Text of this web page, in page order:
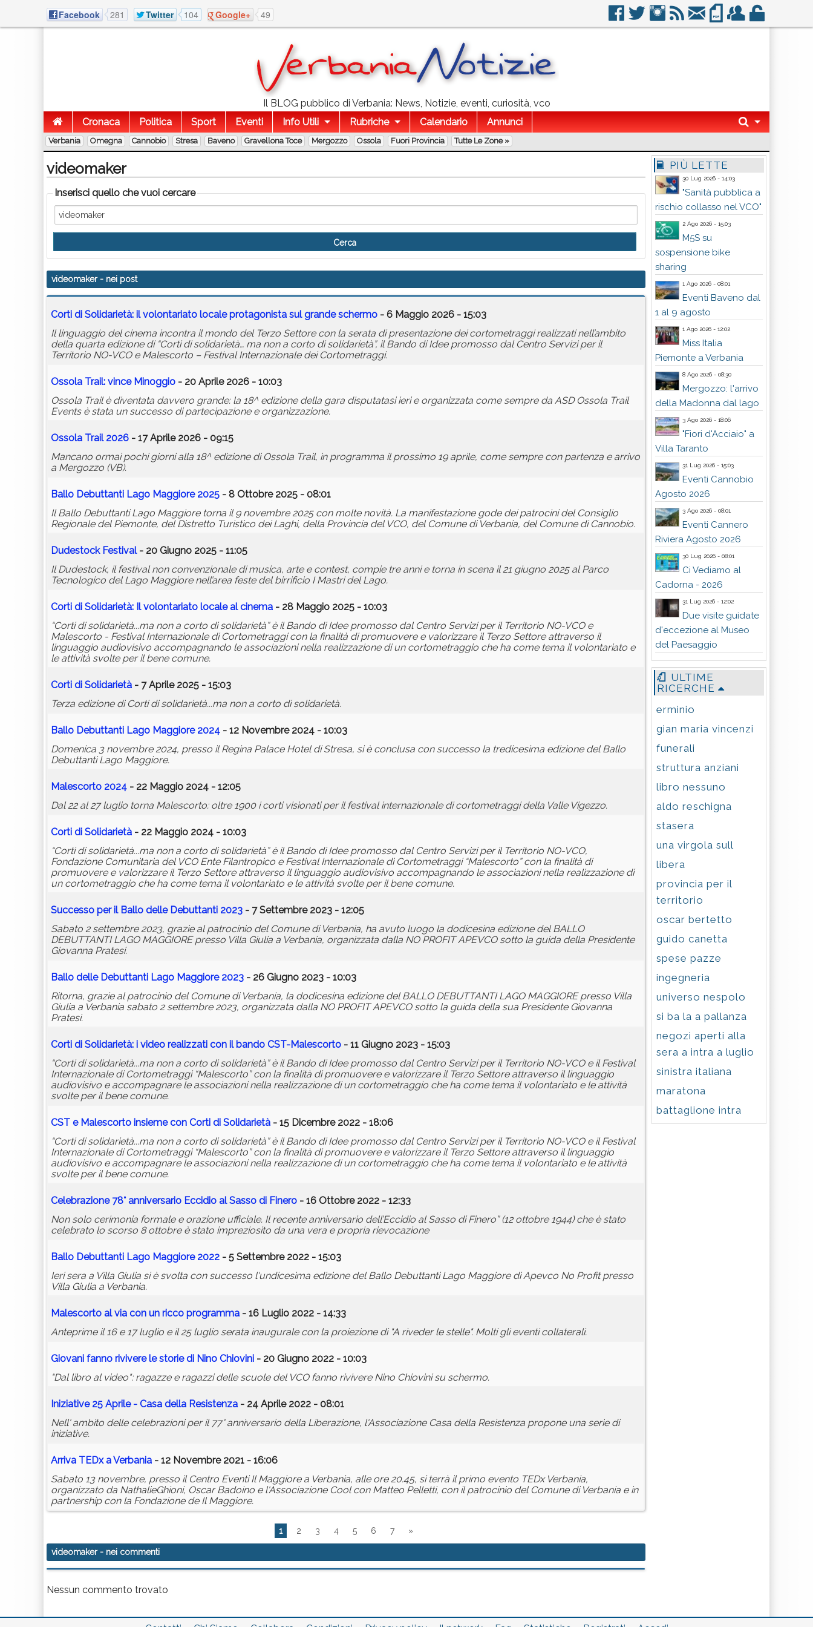
Facebook 281 Twitter 104 Google+ 49
Il BLOG pubblico di Verbania: News, Notizie, eventi, curiosità, vco
Cronaca
Politica Sport Eventi Info Utili Rubriche Calendario Annunci
Verbania Omegna Cannobio Stresa Baveno Gravellona Toce Mergozzo Ossola Fuori Provincia Tutte Le Zone »
videomaker
Inserisci quello che vuoi cercare
videomaker- nei post
Corti di Solidarietà: il volontariato locale protagonista sul grande schermo - 6 Maggio 2026 - 15:03
Il linguaggio del cinema incontra il mondo del Terzo Settore con la serata di presentazione dei cortometraggi realizzati nell’ambito
della quarta edizione di “Corti di solidarietà… ma non a corto di solidarietà”, il Bando di Idee promosso dal Centro Servizi per il
Territorio NO-VCO e Malescorto – Festival Internazionale dei Cortometraggi.
Ossola Trail: vince Minoggio - 20 Aprile 2026 - 10:03
Ossola Trail è diventata davvero grande: la 18^ edizione della gara disputatasi ieri e organizzata come sempre da ASD Ossola Trail
Events è stata un successo di partecipazione e organizzazione.
Ossola Trail 2026 - 17 Aprile 2026 - 09:15
Mancano ormai pochi giorni alla 18^ edizione di Ossola Trail, in programma il prossimo 19 aprile, come sempre con partenza e arrivo
a Mergozzo (VB).
Ballo Debuttanti Lago Maggiore 2025 - 8 Ottobre 2025 - 08:01
Il Ballo Debuttanti Lago Maggiore torna il 9 novembre 2025 con molte novità. La manifestazione gode dei patrocini del Consiglio
Regionale del Piemonte, del Distretto Turistico dei Laghi, della Provincia del VCO, del Comune di Verbania, del Comune di Cannobio.
Dudestock Festival- 20 Giugno 2025 - 11:05
Il Dudestock, il festival non convenzionale di musica, arte e contest, compie tre anni e torna in scena il 21 giugno 2025 al Parco
Tecnologico del Lago Maggiore nell’area feste del birrificio I Mastri del Lago.
Corti di Solidarietà: Il volontariato locale al cinema - 28 Maggio 2025 - 10:03
“Corti di solidarietà...ma non a corto di solidarietà” è il Bando di Idee promosso dal Centro Servizi per il Territorio NO-VCO e
Malescorto - Festival Internazionale di Cortometraggi con la finalità di promuovere e valorizzare il Terzo Settore attraverso il
linguaggio audiovisivo accompagnando le associazioni nella realizzazione di un cortometraggio che ha come tema il volontariato e
le attività svolte per il bene comune.
Corti di Solidarietà - 7 Aprile 2025 - 15:03
Terza edizione di Corti di solidarietà...ma non a corto di solidarietà.
Ballo Debuttanti Lago Maggiore 2024 - 12 Novembre 2024 - 10:03
Domenica 3 novembre 2024, presso il Regina Palace Hotel di Stresa, si è conclusa con successo la tredicesima edizione del Ballo
Debuttanti Lago Maggiore.
Malescorto 2024 - 22 Maggio 2024 - 12:05
Dal 22 al 27 luglio torna Malescorto: oltre 1900 i corti visionati per il festival internazionale di cortometraggi della Valle Vigezzo.
Corti di Solidarietà - 22 Maggio 2024 - 10:03
“Corti di solidarietà...ma non a corto di solidarietà” è il Bando di Idee promosso dal Centro Servizi per il Territorio NO-VCO,
Fondazione Comunitaria del VCO Ente Filantropico e Festival Internazionale di Cortometraggi “Malescorto” con la finalità di
promuovere e valorizzare il Terzo Settore attraverso il linguaggio audiovisivo accompagnando le associazioni nella realizzazione di
un cortometraggio che ha come tema il volontariato e le attività svolte per il bene comune.
Successo per il Ballo delle Debuttanti 2023 - 7 Settembre 2023 - 12:05
Sabato 2 settembre 2023, grazie al patrocinio del Comune di Verbania, ha avuto luogo la dodicesina edizione del BALLO
DEBUTTANTI LAGO MAGGIORE presso Villa Giulia a Verbania, organizzata dalla NO PROFIT APEVCO sotto la guida della Presidente
Giovanna Pratesi.
Ballo delle Debuttanti Lago Maggiore 2023 - 26 Giugno 2023 - 10:03
Ritorna, grazie al patrocinio del Comune di Verbania, la dodicesina edizione del BALLO DEBUTTANTI LAGO MAGGIORE presso Villa
Giulia a Verbania sabato 2 settembre 2023, organizzata dalla NO PROFIT APEVCO sotto la guida della sua Presidente Giovanna
Pratesi.
Corti di Solidarietà: i video realizzati con il bando CST-Malescorto - 11 Giugno 2023 - 15:03
“Corti di solidarietà...ma non a corto di solidarietà” è il Bando di Idee promosso dal Centro Servizi per il Territorio NO-VCO e il Festival
Internazionale di Cortometraggi “Malescorto” con la finalità di promuovere e valorizzare il Terzo Settore attraverso il linguaggio
audiovisivo e accompagnare le associazioni nella realizzazione di un cortometraggio che ha come tema il volontariato e le attività
svolte per il bene comune.
CST e Malescorto insieme con Corti di Solidarietà - 15 Dicembre 2022 - 18:06
“Corti di solidarietà...ma non a corto di solidarietà” è il Bando di Idee promosso dal Centro Servizi per il Territorio NO-VCO e il Festival
Internazionale di Cortometraggi “Malescorto” con la finalità di promuovere e valorizzare il Terzo Settore attraverso il linguaggio
audiovisivo e accompagnare le associazioni nella realizzazione di un cortometraggio che ha come tema il volontariato e le attività
svolte per il bene comune.
Celebrazione 78° anniversario Eccidio al Sasso di Finero - 16 Ottobre 2022 - 12:33
Non solo cerimonia formale e orazione ufficiale. Il recente anniversario dell’Eccidio al Sasso di Finero” (12 ottobre 1944) che è stato
celebrato lo scorso 8 ottobre è stato impreziosito da una vera e propria rievocazione
Ballo Debuttanti Lago Maggiore 2022 - 5 Settembre 2022 - 15:03
Ieri sera a Villa Giulia si è svolta con successo l'undicesima edizione del Ballo Debuttanti Lago Maggiore di Apevco No Profit presso
Villa Giulia a Verbania.
Malescorto al via con un ricco programma - 16 Luglio 2022 - 14:33
Anteprime il 16 e 17 luglio e il 25 luglio serata inaugurale con la proiezione di "A riveder le stelle". Molti gli eventi collaterali.
Giovani fanno rivivere le storie di Nino Chiovini - 20 Giugno 2022 - 10:03
"Dal libro al video": ragazze e ragazzi delle scuole del VCO fanno rivivere Nino Chiovini su schermo.
Iniziative 25 Aprile - Casa della Resistenza - 24 Aprile 2022 - 08:01
Nell' ambito delle celebrazioni per il 77° anniversario della Liberazione, l'Associazione Casa della Resistenza propone una serie di
iniziative.
Arriva TEDx a Verbania - 12 Novembre 2021 - 16:06
Sabato 13 novembre, presso il Centro Eventi Il Maggiore a Verbania, alle ore 20.45, si terrà il primo evento TEDx Verbania,
organizzato da NathalieGhioni, Oscar Badoino e l'Associazione Cool con Matteo Pelletti, con il patrocinio del Comune di Verbania e in
partnership con la Fondazione de Il Maggiore.
1 2 3 4 5 6 7 »
videomaker- nei commenti
Nessun commento trovato
PIÙ LETTE
30 Lug 2026 - 14:03
"Sanità pubblica a
rischio collasso nel VCO"
2 Ago 2026 - 15:03
M5S su
sospensione bike
sharing
1 Ago 2026 - 08:01
Eventi Baveno dal
1 al 9 agosto
1 Ago 2026 - 12:02
Miss Italia
Piemonte a Verbania
8 Ago 2026 - 08:30
Mergozzo: l'arrivo
della Madonna dal lago
3 Ago 2026 - 18:06
"Fiori d'Acciaio" a
Villa Taranto
31 Lug 2026 - 15:03
Eventi Cannobio
Agosto 2026
3 Ago 2026 - 08:01
Eventi Cannero
Riviera Agosto 2026
30 Lug 2026 - 08:01
Ci Vediamo al
Cadorna - 2026
31 Lug 2026 - 12:02
Due visite guidate
d'eccezione al Museo
del Paesaggio
ULTIME
RICERCHE
erminio
gian maria vincenzi
funerali
struttura anziani
libro nessuno
aldo reschigna
stasera
una virgola sull
libera
provincia per il
territorio
oscar bertetto
guido canetta
spese pazze
ingegneria
universo nespolo
si ba la a pallanza
negozi aperti alla
sera a intra a luglio
sinistra italiana
maratona
battaglione intra